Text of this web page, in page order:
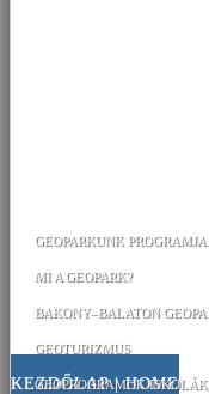
KEZDŐLAP | HOME
GEOPARKUNK
MI A GEOPARK?
BAKONY–BALATON
GEOTURIZMUS
GEOPROGRAMOK